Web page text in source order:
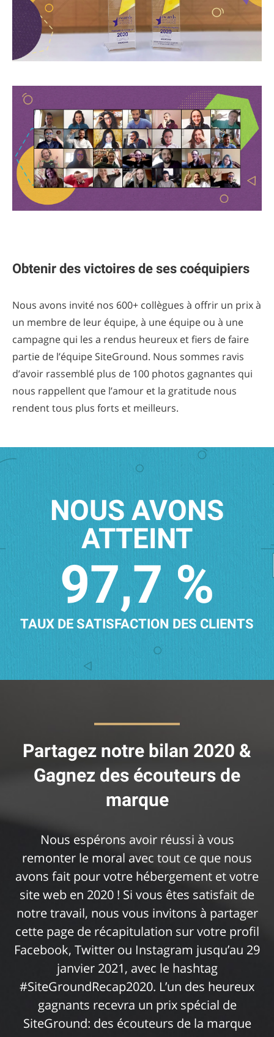
Obtenir des victoires de ses coéquipiers
Nous avons invité nos 600+ collègues à offrir un prix à
un membre de leur équipe, à une équipe ou à une
campagne qui les a rendus heureux et fiers de faire
partie de l’équipe SiteGround. Nous sommes ravis
d’avoir rassemblé plus de 100 photos gagnantes qui
nous rappellent que l’amour et la gratitude nous
rendent tous plus forts et meilleurs.
NOUS AVONS
ATTEINT
97,7 %
TAUX DE SATISFACTION DES CLIENTS
Partagez notre bilan 2020 &
Gagnez des écouteurs de
marque
Nous espérons avoir réussi à vous
remonter le moral avec tout ce que nous
avons fait pour votre hébergement et votre
site web en 2020 ! Si vous êtes satisfait de
notre travail, nous vous invitons à partager
cette page de récapitulation sur votre profil
Facebook, Twitter ou Instagram jusqu’au 29
janvier 2021, avec le hashtag
#SiteGroundRecap2020. L’un des heureux
gagnants recevra un prix spécial de
SiteGround: des écouteurs de la marque